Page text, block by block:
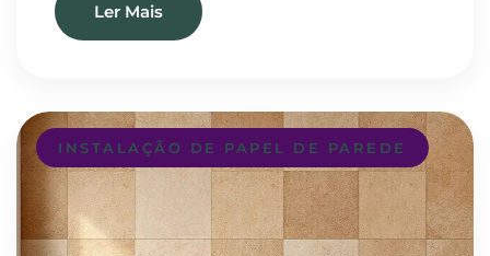
Ler Mais
INSTALAÇÃO DE PAPEL DE PAREDE